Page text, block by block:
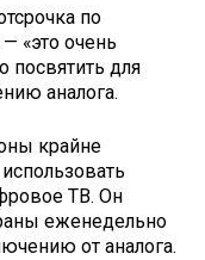
по
«это очень
посвятить для
аналога.
крайне
ТВ. Он
еженедельно
от аналога.